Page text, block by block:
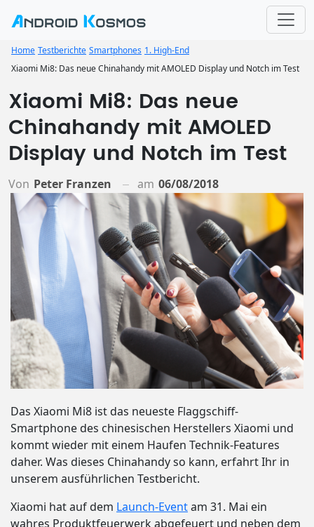
Home Testberichte Smartphones 1. High-End
Xiaomi Mi8: Das neue Chinahandy mit AMOLED Display und Notch im Test
Xiaomi Mi8: Das neue
Chinahandy mit AMOLED
Display und Notch im Test
Von Peter Franzen am 06/08/2018
Das Xiaomi Mi8 ist das neueste Flaggschiff-
Smartphone des chinesischen Herstellers Xiaomi und
kommt wieder mit einem Haufen Technik-Features
daher. Was dieses Chinahandy so kann, erfahrt Ihr in
unserem ausführlichen Testbericht.
Xiaomi hat auf dem Launch-Eventam 31. Mai ein
wahres Produktfeuerwerk abgefeuert und neben dem